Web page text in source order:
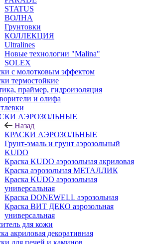
STATUS
ВОЛНА
Грунтовки
КОЛЛЕКЦИЯ
Ultralines
Новые технологии "Malina"
SOLEX
с молотковым эффектом
термостойкие
праймер, гидроизоляция
и олифа
АЭРОЗОЛЬНЫЕ
Назад
КРАСКИ АЭРОЗОЛЬНЫЕ
Грунт-эмаль и грунт аэрозольный
KUDO
Краска KUDO аэрозольная акриловая
Краска аэрозольная МЕТАЛЛИК
Краска KUDO аэрозольная
универсальная
Краска DONEWELL аэрозольная
Краска ВИТ ДЕКО аэрозольная
универсальная
для кожи
акриловая декоративная
для печей и каминов